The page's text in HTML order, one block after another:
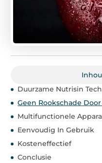
Duurzame Nutrisin
Geen Rookschade
Multifunctionele
Eenvoudig In Gebruik
Kosteneffectief
Conclusie